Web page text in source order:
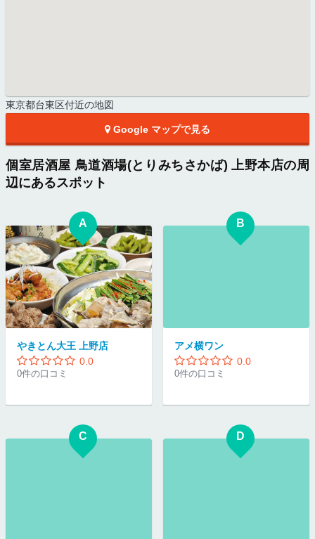
東京都台東区付近の地図
Google マップで見る
個室居酒屋 鳥道酒場(とりみちさかば) 上野本店の周
辺にあるスポット
A
やきとん大王 上野店
0.0
0件の口コミ
B
アメ横ワン
0.0
0件の口コミ
C D